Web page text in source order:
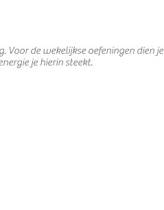
Voor de wekelijkse oefeningen dien je
je hierin steekt.